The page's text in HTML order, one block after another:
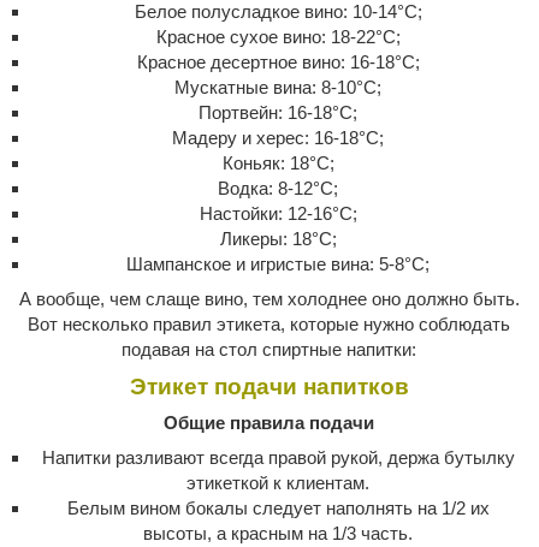
Белое полусладкое вино: 10-14°C;
Красное сухое вино: 18-22°C;
Красное десертное вино: 16-18°C;
Мускатные вина: 8-10°C;
Портвейн: 16-18°C;
Мадеру и херес: 16-18°C;
Коньяк: 18°C;
Водка: 8-12°C;
Настойки: 12-16°C;
Ликеры: 18°C;
Шампанское и игристые вина: 5-8°C;
А вообще, чем слаще вино, тем холоднее оно должно быть.
Вот несколько правил этикета, которые нужно соблюдать
подавая на стол спиртные напитки:
Этикет подачи напитков
Общие правила подачи
Напитки разливают всегда правой рукой, держа бутылку
этикеткой к клиентам.
Белым вином бокалы следует наполнять на 1/2 их
высоты, а красным на 1/3 часть.